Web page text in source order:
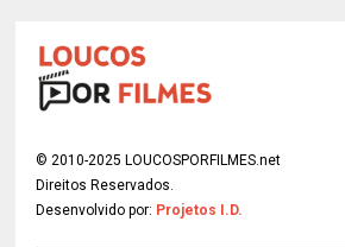
© 2010-2025 LOUCOSPORFILMES.net
Direitos Reservados.
Desenvolvido por: Projetos I.D.